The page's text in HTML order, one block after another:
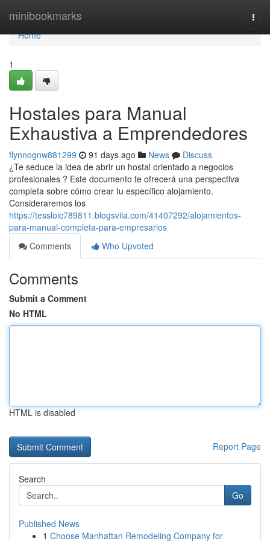
minibookmarks
Home
Home
1
Hostales para Manual
Exhaustiva a Emprendedores
flynnognw881299 91 days ago News
Discuss
¿Te seduce la idea de abrir un hostal orientado a negocios
profesionales ? Este documento te ofrecerá una perspectiva
completa sobre cómo crear tu específico alojamiento.
Consideraremos los
https://tessloic789811.blogsvila.com/41407292/alojamientos-
para-manual-completa-para-empresarios
Comments
Who Upvoted
Comments
Submit a Comment
No HTML
HTML is disabled
Report Page
Search
Go
Published News
1 Choose Manhattan Remodeling Company for